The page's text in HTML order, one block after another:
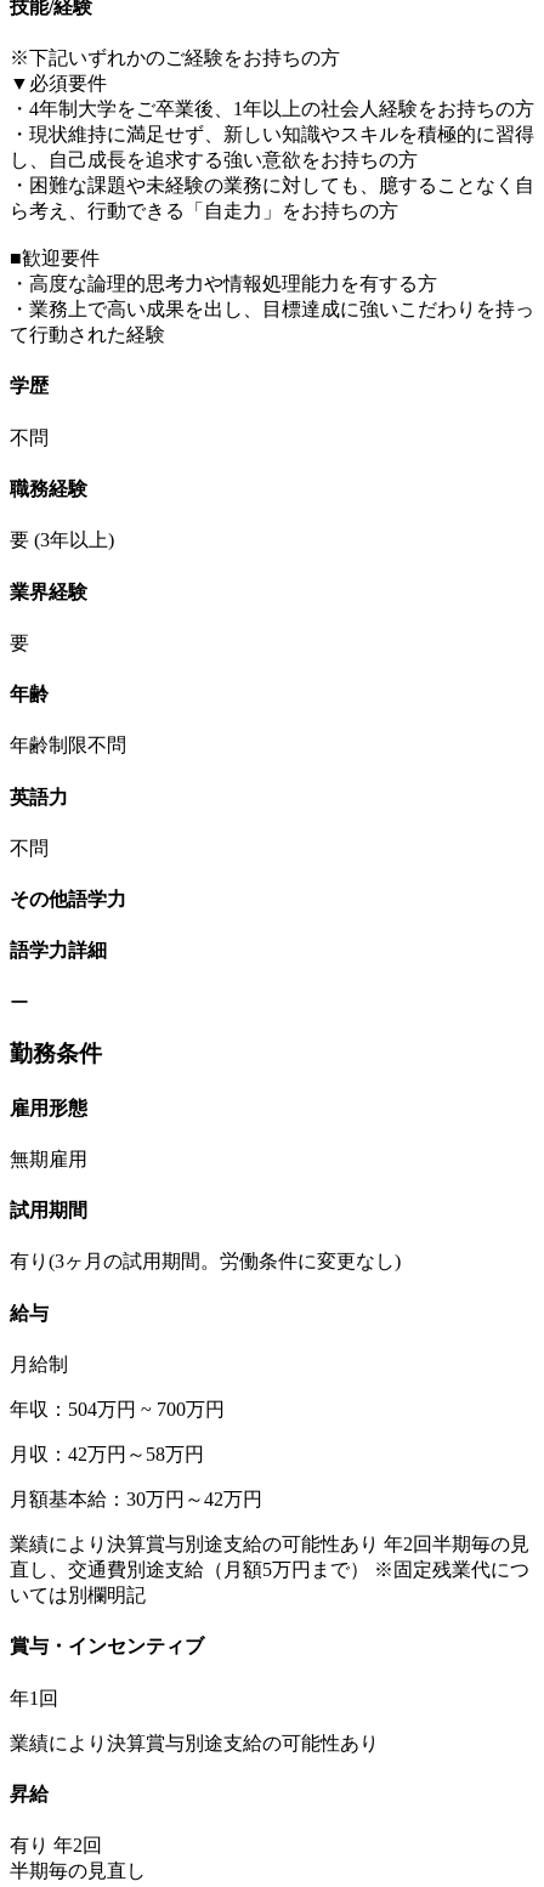
技能/経験
※下記いずれかのご経験をお持ちの方
▼必須要件
・4年制大学をご卒業後、1年以上の社会人経験をお持ちの方
・現状維持に満足せず、新しい知識やスキルを積極的に習得
し、自己成長を追求する強い意欲をお持ちの方
・困難な課題や未経験の業務に対しても、臆することなく自
ら考え、行動できる「自走力」をお持ちの方
■歓迎要件
・高度な論理的思考力や情報処理能力を有する方
・業務上で高い成果を出し、目標達成に強いこだわりを持っ
て行動された経験
学歴
不問
職務経験
要 (3年以上)
業界経験
要
年齢
年齢制限不問
英語力
不問
その他語学力
語学力詳細
ー
勤務条件
雇用形態
無期雇用
試用期間
有り(3ヶ月の試用期間。労働条件に変更なし)
給与
月給制
年収：504万円 ~ 700万円
月収：42万円～58万円
月額基本給：30万円～42万円
業績により決算賞与別途支給の可能性あり 年2回半期毎の見
直し、交通費別途支給（月額5万円まで） ※固定残業代につ
いては別欄明記
賞与・インセンティブ
年1回
業績により決算賞与別途支給の可能性あり
昇給
有り 年2回
半期毎の見直し